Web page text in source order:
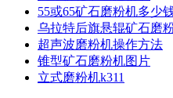
55或65矿石磨粉机多少
乌拉特后旗悬辊矿石磨
超声波磨粉机操作方法
锥型矿石磨粉机图片
立式磨粉机k311